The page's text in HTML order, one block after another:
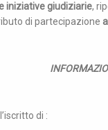
iniziative giudiziarie,
di partecipazione
di :